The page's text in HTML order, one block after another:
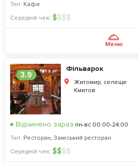
Тип: Кафе
Середній чек: $$$$
Меню
3.9
Фiльварок
Житомир, селеще
Кмитов
Відчинено зараз пн-вс 00:00-24:00
Тип: Ресторан, Заміський ресторан
Середній чек: $$$$